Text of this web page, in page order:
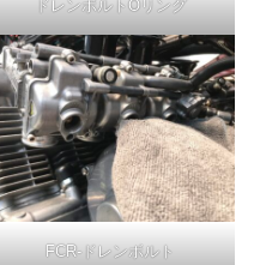
ドレンボルトOリング
FCR-ドレンボルト